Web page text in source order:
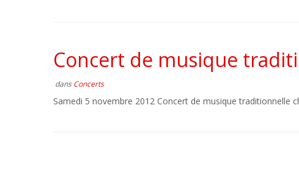
Concert de musique
dansConcerts
Samedi 5 novembre 2012 Concert de musique traditionnelle